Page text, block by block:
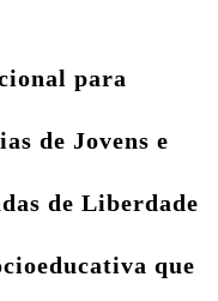
para
de Jovens e
de Liberdade
que